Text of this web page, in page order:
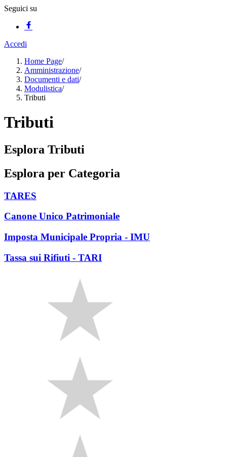
Seguici su
Accedi
Home Page/
Amministrazione/
Documenti e dati/
Modulistica/
Tributi
Tributi
Esplora Tributi
Esplora per Categoria
TARES
Canone Unico Patrimoniale
Imposta Municipale Propria - IMU
Tassa sui Rifiuti - TARI